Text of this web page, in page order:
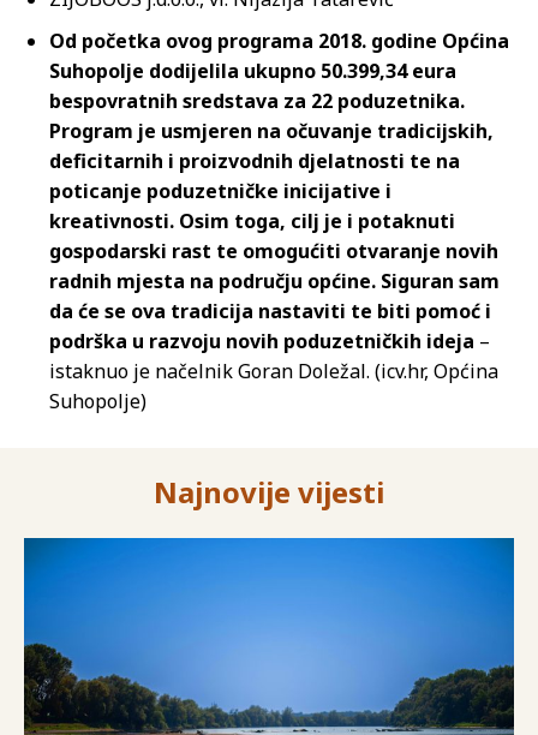
Od početka ovog programa 2018. godine Općina
Suhopolje dodijelila ukupno 50.399,34 eura
bespovratnih sredstava za 22 poduzetnika.
Program je usmjeren na očuvanje tradicijskih,
deficitarnih i proizvodnih djelatnosti te na
poticanje poduzetničke inicijative i
kreativnosti. Osim toga, cilj je i potaknuti
gospodarski rast te omogućiti otvaranje novih
radnih mjesta na području općine. Siguran sam
da će se ova tradicija nastaviti te biti pomoć i
podrška u razvoju novih poduzetničkih ideja –
istaknuo je načelnik Goran Doležal. (icv.hr, Općina
Suhopolje)
Najnovije vijesti